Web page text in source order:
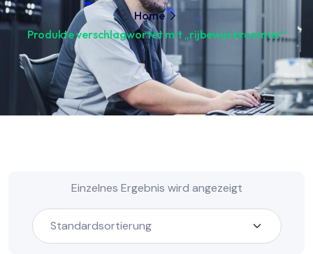
Home
Produkte verschlagwortet mit „rijbewijs brommer“
Einzelnes Ergebnis wird angezeigt